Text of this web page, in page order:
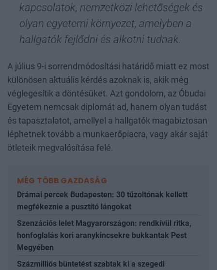
kapcsolatok, nemzetközi lehetőségek és
olyan egyetemi környezet, amelyben a
hallgatók fejlődni és alkotni tudnak.
A július 9-i sorrendmódosítási határidő miatt ez most
különösen aktuális kérdés azoknak is, akik még
véglegesítik a döntésüket. Azt gondolom, az Óbudai
Egyetem nemcsak diplomát ad, hanem olyan tudást
és tapasztalatot, amellyel a hallgatók magabiztosan
léphetnek tovább a munkaerőpiacra, vagy akár saját
ötleteik megvalósítása felé.
MÉG TÖBB GAZDASÁG
Drámai percek Budapesten: 30 tűzoltónak kellett
megfékeznie a pusztító lángokat
Szenzációs lelet Magyarországon: rendkívül ritka,
honfoglalás kori aranykincsekre bukkantak Pest
Megyében
Százmilliós büntetést szabtak ki a szegedi